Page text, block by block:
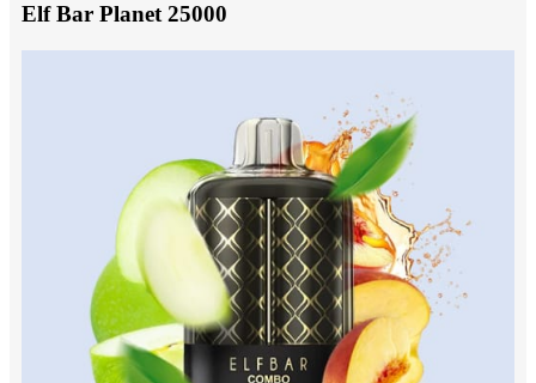
Elf Bar Planet 25000